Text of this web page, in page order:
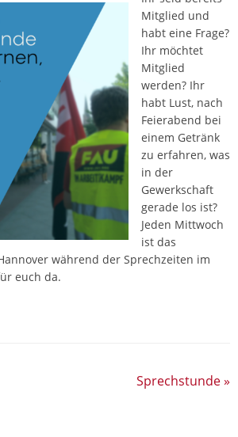
Mitglied und
habt eine Frage?
Ihr möchtet
Mitglied
werden? Ihr
habt Lust, nach
Feierabend bei
einem Getränk
zu erfahren, was
in der
Gewerkschaft
gerade los ist?
Jeden Mittwoch
ist das
während der Sprechzeiten im
euch da.
Sprechstunde»